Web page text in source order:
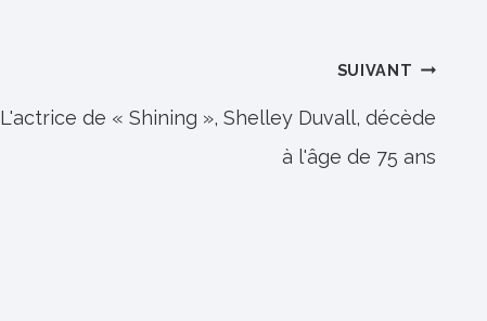
SUIVANT
L'actrice de « Shining », Shelley Duvall, décède
à l'âge de 75 ans